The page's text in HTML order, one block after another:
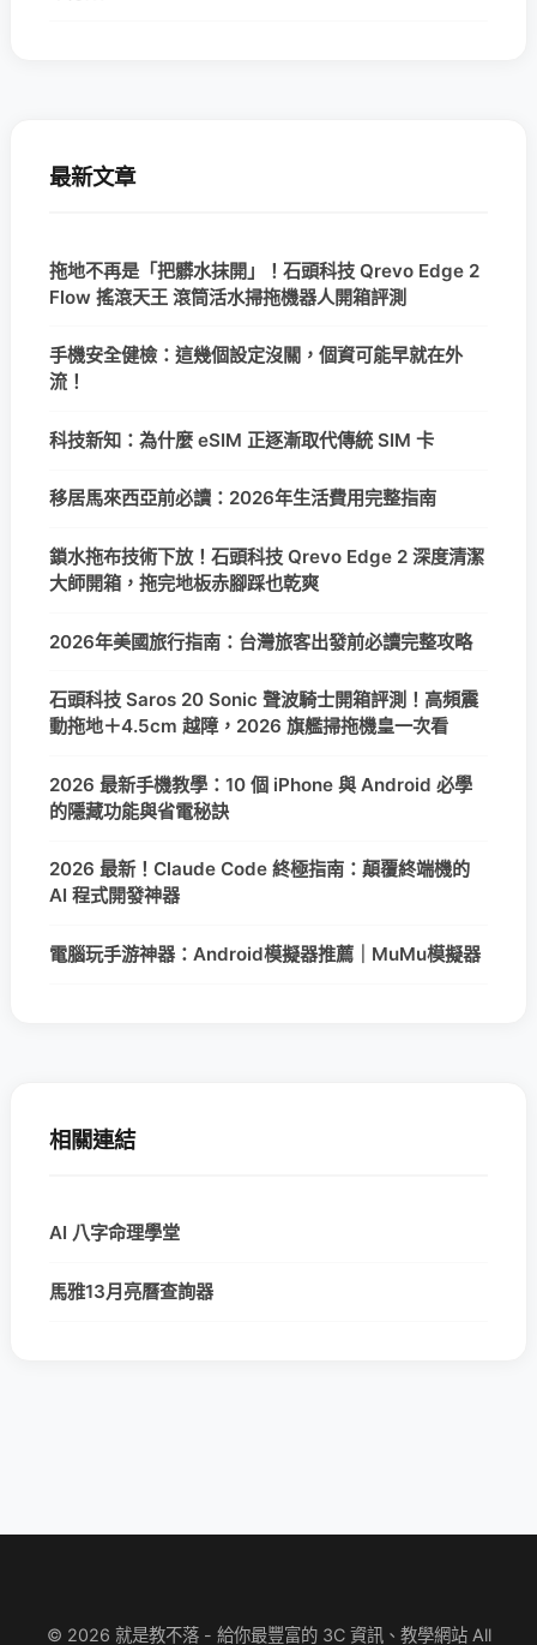
最新文章
拖地不再是「把髒水抹開」！石頭科技 Qrevo Edge 2
Flow 搖滾天王 滾筒活水掃拖機器人開箱評測
手機安全健檢：這幾個設定沒關，個資可能早就在外
流！
科技新知：為什麼 eSIM 正逐漸取代傳統 SIM 卡
移居馬來西亞前必讀：2026年生活費用完整指南
鎖水拖布技術下放！石頭科技 Qrevo Edge 2 深度清潔
大師開箱，拖完地板赤腳踩也乾爽
2026年美國旅行指南：台灣旅客出發前必讀完整攻略
石頭科技 Saros 20 Sonic 聲波騎士開箱評測！高頻震
動拖地＋4.5cm 越障，2026 旗艦掃拖機皇一次看
2026 最新手機教學：10 個 iPhone 與 Android 必學
的隱藏功能與省電秘訣
2026 最新！Claude Code 終極指南：顛覆終端機的
AI 程式開發神器
電腦玩手游神器：Android模擬器推薦｜MuMu模擬器
相關連結
AI 八字命理學堂
馬雅13月亮曆查詢器
© 2026 就是教不落 - 給你最豐富的 3C 資訊、教學網站 All